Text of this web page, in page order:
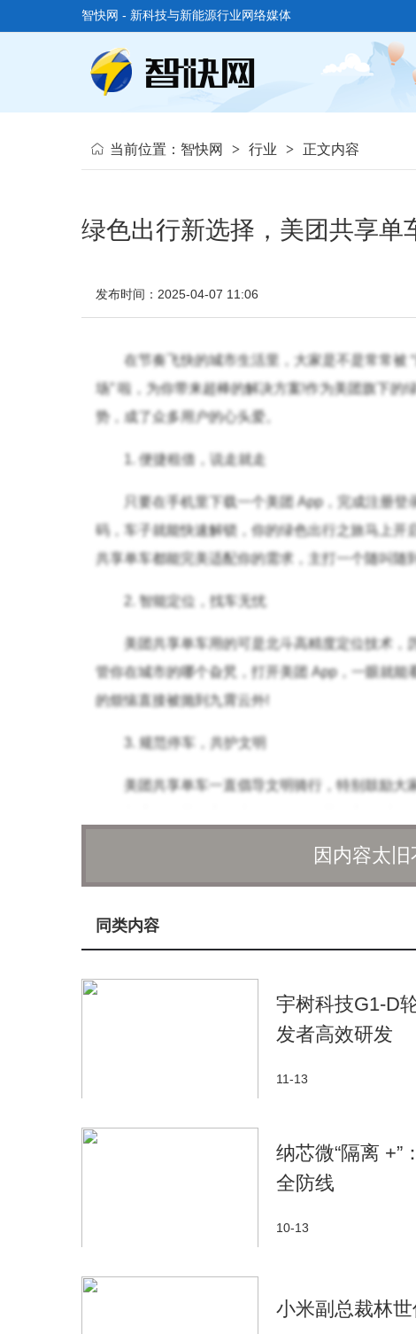
智快网 - 新科技与新能源行业网络媒体
当前位置： 智快网 > 行业 > 正文内容
绿色出行新选择，美团共享单
发布时间：2025-04-07 11:06
在节奏飞快的城市生活里，大家是不是常常被
场” 啦，为你带来超棒的解决方案!作为美团旗下
势，成了众多用户的心头爱。
1. 便捷租借，说走就走
只要在手机里下载一个美团 App，完成注册
码，车子就能快速解锁，你的绿色出行之旅马上开
共享单车都能完美适配你的需求，主打一个随叫随
2. 智能定位，找车无忧
美团共享单车用的可是北斗高精度定位技术
管你在城市的哪个旮旯，打开美团 App，一眼就能
的烦恼直接被抛到九霄云外!
3. 规范停车，共护文明
美团共享单车一直倡导文明骑行，特别鼓励
市更加整洁有序，这样的好事，必须多多支持!
4. 优惠套餐，性价比拉满
美团共享单车在价格方面也超贴心，准备了各
车通勤的 “刚需族”，还是偶尔心血来潮才骑行的 “
费超便宜，绿色出行也能很省钱，性价比直接拉满!
运营团队，一天 24 小时随时待命。你要是在骑行
行体验保驾护航，安全感直接给足!
美团共享单车可不只是一个出行工具，更是
都是在为环保事业添砖加瓦，都能让我们的城市
因内容太旧
同类内容
宇树科技G1-D
发者高效研发
11-13
纳芯微“隔离 +”
全防线
10-13
小米副总裁林